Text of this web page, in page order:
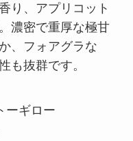
り、アプリコット
濃密で重厚な極甘
、フォアグラな
も抜群です。
ーギロー